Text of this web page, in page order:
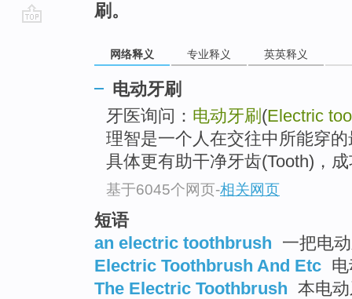
刷。
网络释义 专业释义 英英释义
电动牙刷
牙医询问： 电动牙刷 (Electric
理智是一个人在交往中所能穿
具体更有助干净牙齿(Tooth)，
基于6045个网页-相关网页
短语
an electric toothbrush 一把电
Electric Toothbrush And Etc
The Electric Toothbrush 本电